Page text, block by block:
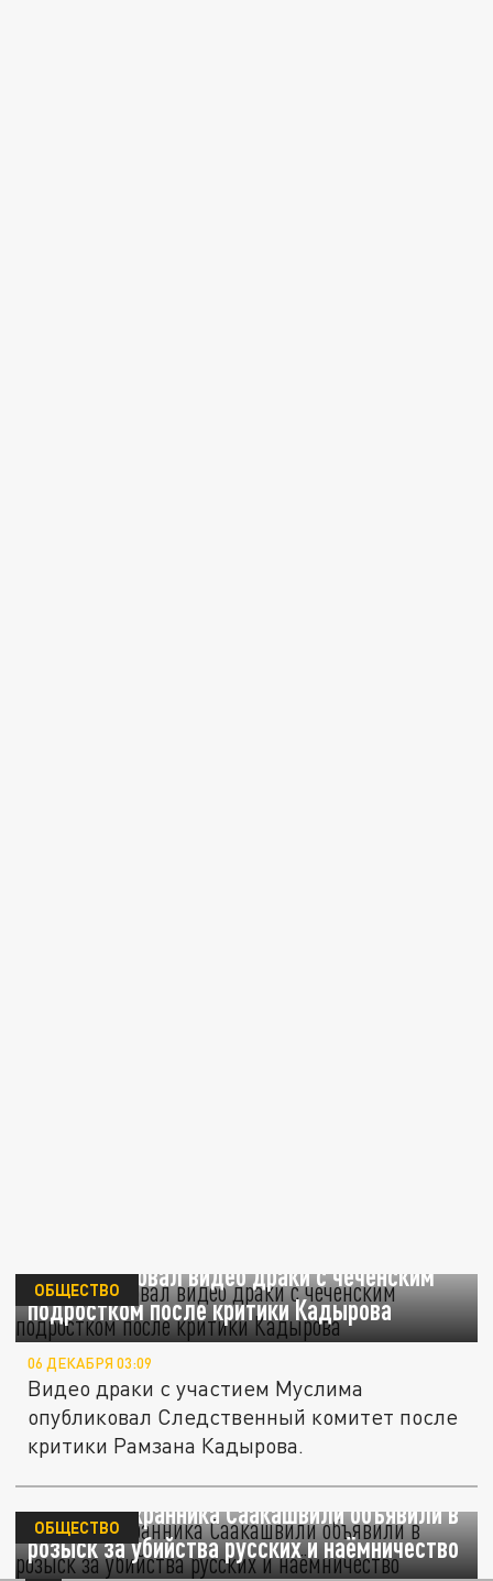
СК опубликовал видео драки с чеченским
подростком после критики Кадырова
ОБЩЕСТВО
06 ДЕКАБРЯ 03:09
Видео драки с участием Муслима
опубликовал Следственный комитет после
критики Рамзана Кадырова.
Бывшего охранника Саакашвили объявили в
розыск за убийства русских и наёмничество
ОБЩЕСТВО